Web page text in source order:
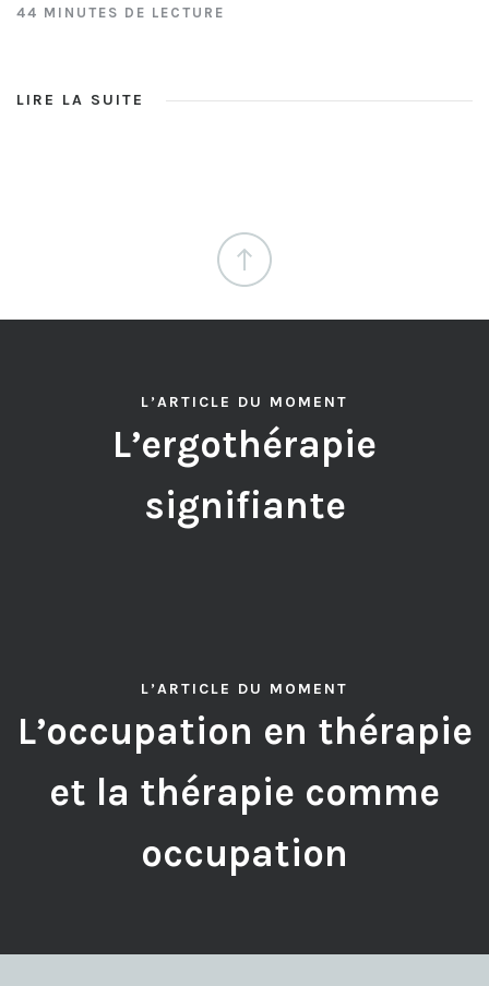
44 MINUTES DE LECTURE
LIRE LA SUITE
L’ARTICLE DU MOMENT
L’ergothérapie
signifiante
L’ARTICLE DU MOMENT
L’occupation en thérapie
et la thérapie comme
occupation